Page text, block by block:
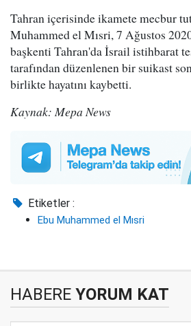
Tahran içerisinde ikamete mecbur
Muhammed el Mısri, 7 Ağustos
başkenti Tahran'da İsrail istihbarat
tarafından düzenlenen bir suikast
birlikte hayatını kaybetti.
Kaynak: Mepa News
Etiketler :
Ebu Muhammed el Mısri
HABERE YORUM KAT